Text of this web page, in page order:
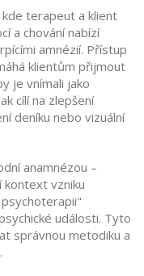
terapeut a klient
a chovánínabízí
amnézií. Přístup
klientům přijmout
je vnímali jako
cílí na zlepšení
deníku nebo vizuální
anamnézou –
vzniku
"
události. Tyto
správnou metodiku a